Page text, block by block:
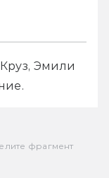
Эмили
фрагмент